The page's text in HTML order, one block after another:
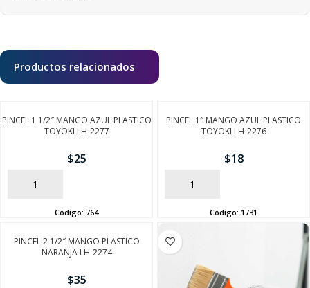
Productos relacionados
PINCEL 1 1/2″ MANGO AZUL PLASTICO
TOYOKI LH-2277
$25
AÑADIR
Código: 764
PINCEL 1″ MANGO AZUL PLASTICO
TOYOKI LH-2276
$18
AÑADIR
Código: 1731
PINCEL 2 1/2″ MANGO PLASTICO
NARANJA LH-2274
$35